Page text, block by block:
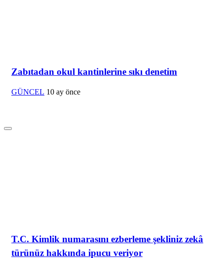
Zabıtadan okul kantinlerine sıkı denetim
GÜNCEL 10 ay önce
T.C. Kimlik numarasını ezberleme şekliniz zekâ
türünüz hakkında ipucu veriyor